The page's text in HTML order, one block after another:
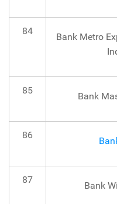
84
Bank Metro
85
Bank
86
87
Bank